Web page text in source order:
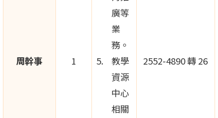
周幹事 1
廣等
業
務。
教學
資源
中心
相關
2552-4890 轉 26